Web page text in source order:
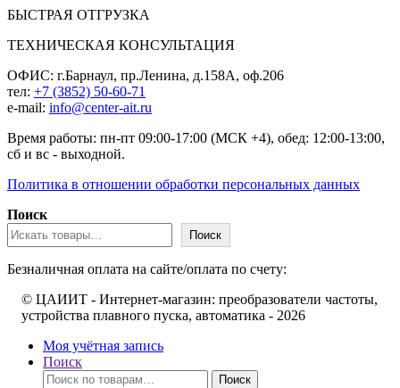
БЫСТРАЯ ОТГРУЗКА
ТЕХНИЧЕСКАЯ КОНСУЛЬТАЦИЯ
ОФИС: г.Барнаул, пр.Ленина, д.158А, оф.206
тел: +7 (3852) 50-60-71
e-mail: info@center-ait.ru
Время работы: пн-пт 09:00-17:00 (МСК +4), обед: 12:00-13:00,
сб и вс - выходной.
Политика в отношении обработки персональных данных
Поиск
Поиск
Безналичная оплата на сайте/оплата по счету:
© ЦАИИТ - Интернет-магазин: преобразователи частоты,
устройства плавного пуска, автоматика - 2026
Моя учётная запись
Поиск
Искать:
Поиск